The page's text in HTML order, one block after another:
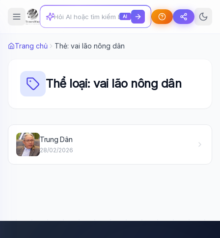
AI
Trang chủ Thẻ: vai lão nông dân
Thể loại: vai lão nông dân
Trung Dân
28/02/2026
🤖Sẵn sàng hỗ trợ
Tôi là trợ lý AI của TuDienWiki. Hãy hỏi tôi bất kỳ điều gì